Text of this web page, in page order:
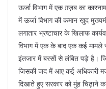
b
o
o
k
A
p
p
st
ऊर्जा विभाग में एक ग़ज़ब का
में ऊर्जा विभाग की कमान खुद
लगातार भ्रष्टाचार के खिलाफ
विभाग में एक के बाद एक कई
इंतजार में बरसों से लंबित पड़े है।
जिसकी जद में आए कई अधिकारी
दिखाते हुए सरकार को मुंह चिढ़ाने